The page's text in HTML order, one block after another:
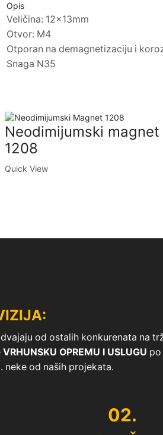
Opis
Veličina: 12x13mm
Otvor: M4
Otporan na demagnetizaciju i
Snaga N35
Neodimijumski magnet
1208
Quick View
od ostalih konkurenata na
VRHUNSKU OPREMU I USLUGU po
neke od naših projekata.
02.